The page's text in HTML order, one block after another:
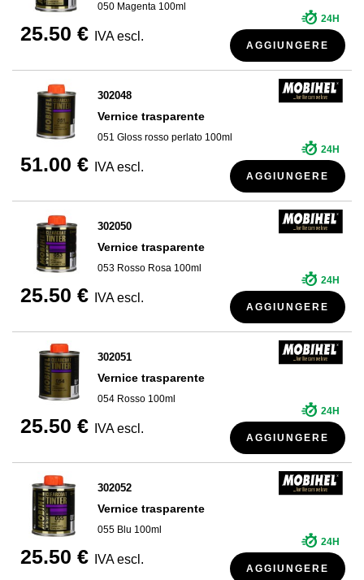
050 Magenta 100ml
25.50 € IVA escl.
24H
AGGIUNGERE
302048
Vernice trasparente
051 Gloss rosso perlato 100ml
51.00 € IVA escl.
24H
AGGIUNGERE
302050
Vernice trasparente
053 Rosso Rosa 100ml
25.50 € IVA escl.
24H
AGGIUNGERE
302051
Vernice trasparente
054 Rosso 100ml
25.50 € IVA escl.
24H
AGGIUNGERE
302052
Vernice trasparente
055 Blu 100ml
25.50 € IVA escl.
24H
AGGIUNGERE